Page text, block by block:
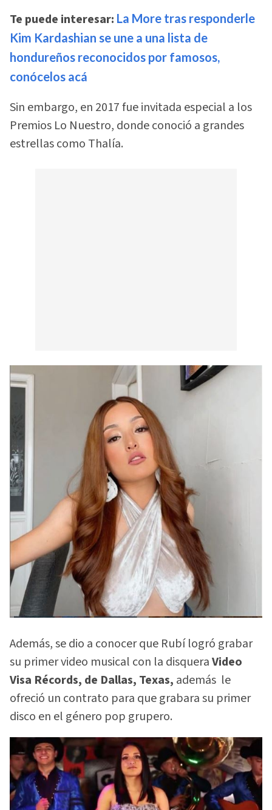
Te puede interesar: La More tras responderle
Kim Kardashian se une a una lista de
hondureños reconocidos por famosos,
conócelos acá
Sin embargo, en 2017 fue invitada especial a los
Premios Lo Nuestro, donde conoció a grandes
estrellas como Thalía.
Además, se dio a conocer que Rubí logró grabar
su primer video musical con la disqueraVideo
Visa Récords, de Dallas, Texas, además le
ofreció un contrato para que grabara su primer
disco en el género pop grupero.